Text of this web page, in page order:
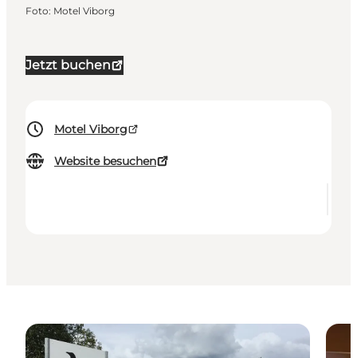
Jetzt buchen
Motel Viborg
Website besuchen
Foto: Motel Viborg